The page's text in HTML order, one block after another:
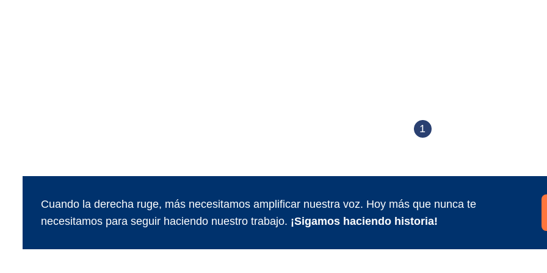
1
Cuando la derecha ruge, más necesitamos amplificar nuestra voz. Hoy más que nunca te
necesitamos para seguir haciendo nuestro trabajo. ¡Sigamos haciendo historia!